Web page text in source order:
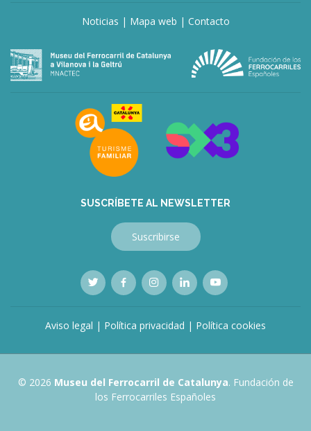
Noticias | Mapa web | Contacto
SUSCRÍBETE AL NEWSLETTER
Suscribirse
Aviso legal | Política privacidad | Política cookies
© 2026 Museu del Ferrocarril de Catalunya. Fundación de
los Ferrocarriles Españoles